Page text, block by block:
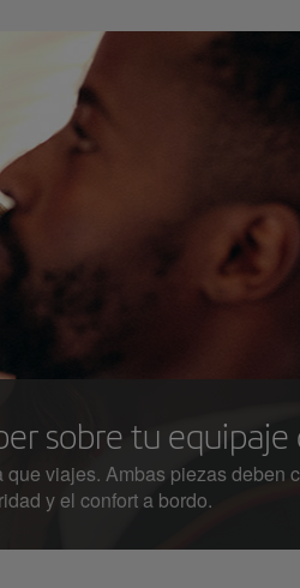
sobre tu
viajes. Ambas piezas
y el confort a bordo.